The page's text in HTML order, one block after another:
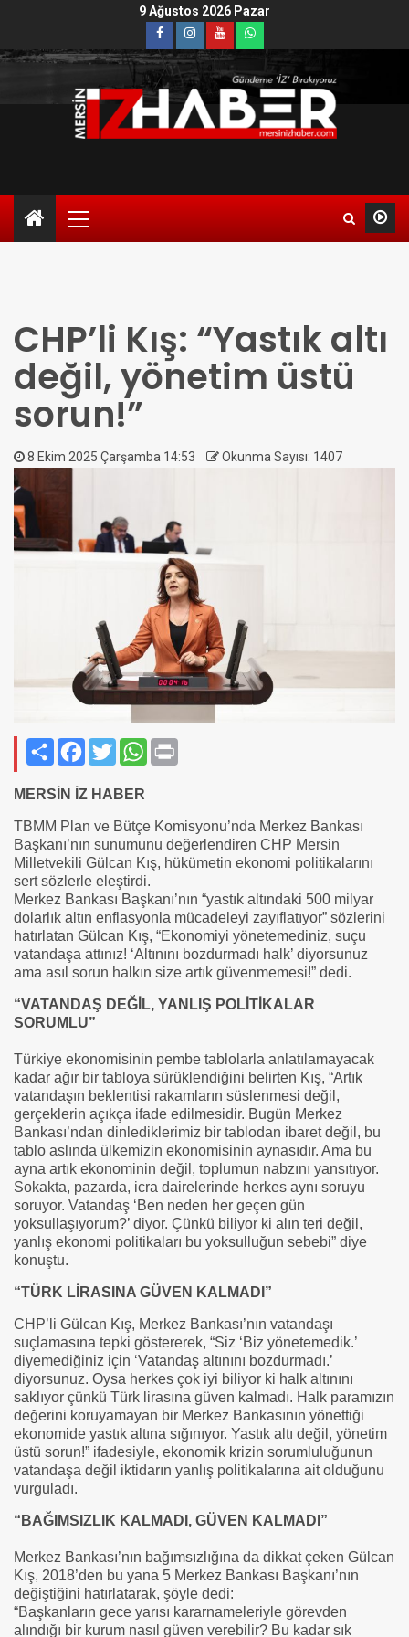
9 Ağustos 2026 Pazar
CHP’li Kış: “Yastık altı
değil, yönetim üstü
sorun!”
8 Ekim 2025 Çarşamba 14:53 Okunma Sayısı: 1407
PaylaşFacebook
TwitterWhatsApp
MERSİN İZ HABER
TBMM Plan ve Bütçe Komisyonu’nda Merkez Bankası
Başkanı’nın sunumunu değerlendiren CHP Mersin
Milletvekili Gülcan Kış, hükümetin ekonomi politikalarını
sert sözlerle eleştirdi.
Merkez Bankası Başkanı’nın “yastık altındaki 500 milyar
dolarlık altın enflasyonla mücadeleyi zayıflatıyor” sözlerini
hatırlatan Gülcan Kış, “Ekonomiyi yönetemediniz, suçu
vatandaşa attınız! ‘Altınını bozdurmadı halk’ diyorsunuz
ama asıl sorun halkın size artık güvenmemesi!” dedi.
“VATANDAŞ DEĞİL, YANLIŞ POLİTİKALAR
SORUMLU”
Türkiye ekonomisinin pembe tablolarla anlatılamayacak
kadar ağır bir tabloya sürüklendiğini belirten Kış, “Artık
vatandaşın beklentisi rakamların süslenmesi değil,
gerçeklerin açıkça ifade edilmesidir. Bugün Merkez
Bankası’ndan dinlediklerimiz bir tablodan ibaret değil, bu
tablo aslında ülkemizin ekonomisinin aynasıdır. Ama bu
ayna artık ekonominin değil, toplumun nabzını yansıtıyor.
Sokakta, pazarda, icra dairelerinde herkes aynı soruyu
soruyor. Vatandaş ‘Ben neden her geçen gün
yoksullaşıyorum?’ diyor. Çünkü biliyor ki alın teri değil,
yanlış ekonomi politikaları bu yoksulluğun sebebi” diye
konuştu.
“TÜRK LİRASINA GÜVEN KALMADI”
CHP’li Gülcan Kış, Merkez Bankası’nın vatandaşı
suçlamasına tepki göstererek, “Siz ‘Biz yönetemedik.’
diyemediğiniz için ‘Vatandaş altınını bozdurmadı.’
diyorsunuz. Oysa herkes çok iyi biliyor ki halk altınını
saklıyor çünkü Türk lirasına güven kalmadı. Halk paramızın
değerini koruyamayan bir Merkez Bankasının yönettiği
ekonomide yastık altına sığınıyor. Yastık altı değil, yönetim
üstü sorun!” ifadesiyle, ekonomik krizin sorumluluğunun
vatandaşa değil iktidarın yanlış politikalarına ait olduğunu
vurguladı.
“BAĞIMSIZLIK KALMADI, GÜVEN KALMADI”
Merkez Bankası’nın bağımsızlığına da dikkat çeken Gülcan
Kış, 2018’den bu yana 5 Merkez Bankası Başkanı’nın
değiştiğini hatırlatarak, şöyle dedi:
“Başkanların gece yarısı kararnameleriyle görevden
alındığı bir kurum nasıl güven verebilir? Bu kadar sık